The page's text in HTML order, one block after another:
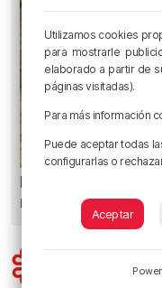
El aviso de los
mirada puede
Utilizamos cookies
para mostrarle
elaborado a partir de
páginas visitadas).
Para más información
Puede aceptar todas
configurarlas o
Aceptar